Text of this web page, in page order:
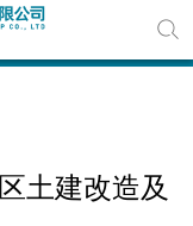
公司
土建改造及